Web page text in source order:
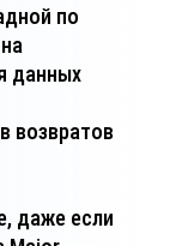
по
данных
возвратов
даже если